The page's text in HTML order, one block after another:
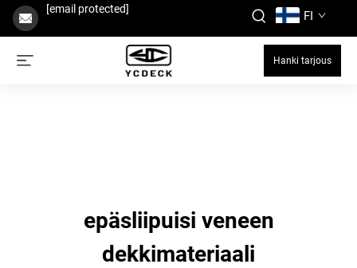
[email protected] FI
Hanki tarjous
epäsliipuisi veneen
dekkimateriaali